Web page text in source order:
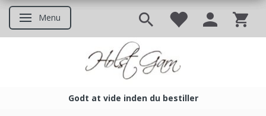
Skifte navigation
Menu
Godt at vide inden du bestiller